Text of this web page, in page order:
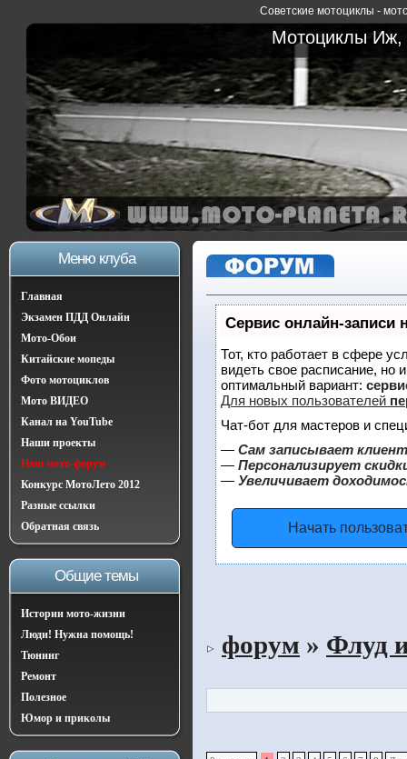
Советские мотоциклы -
Мотоциклы Иж,
Меню клуба
Главная
Экзамен ПДД Онлайн
Мото-Обои
Китайские мопеды
Фото мотоциклов
Мото ВИДЕО
Канал на YouTube
Наши проекты
Наш мото-форум
Конкурс МотоЛето 2012
Разные ссылки
Обратная связь
Общие темы
Истории мото-жизни
Люди! Нужна помощь!
Тюнинг
Ремонт
Полезное
Юмор и приколы
Сервис онлайн-записи
Тот, кто работает в сфере
видеть свое расписание,
оптимальный вариант:
Для новых пользователей
Чат-бот для мастеров и
— Сам записывает
— Персонализирует
— Увеличивает
Начать
форум » Флуд